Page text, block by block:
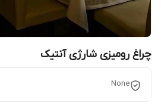
چراغ رومیزی شارژی آنتیک
None